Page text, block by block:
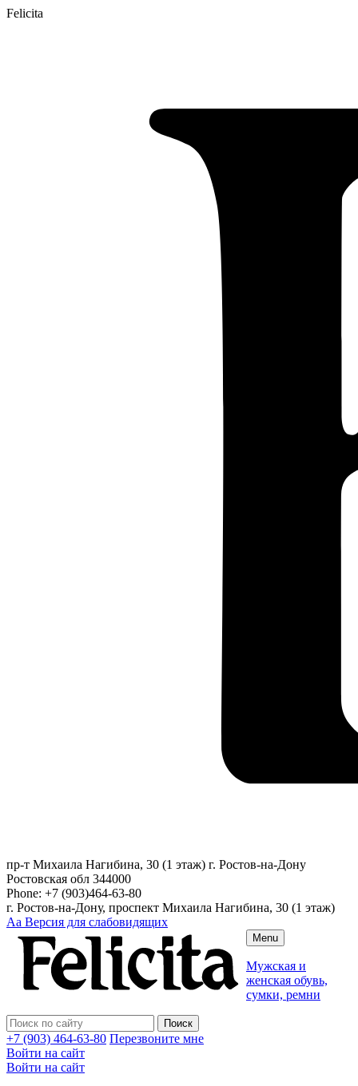
Felicita
пр-т Михаила Нагибина, 30 (1 этаж) г. Ростов-на-Дону
Ростовская обл 344000
Phone: +7 (903)464-63-80
г. Ростов-на-Дону, проспект Михаила Нагибина, 30 (1 этаж)
Аа Версия для слабовидящих
Menu
Мужская и
женская обувь,
сумки, ремни
+7 (903) 464-63-80 Перезвоните мне
Войти на сайт
Войти на сайт